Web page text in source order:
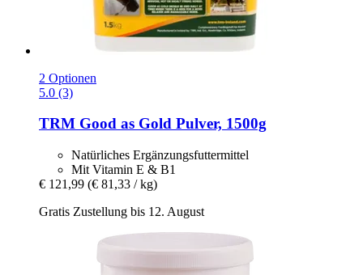
2 Optionen
5.0 (3)
TRM Good as Gold Pulver, 1500g
Natürliches Ergänzungsfuttermittel
Mit Vitamin E & B1
€ 121,99 (€ 81,33 / kg)
Gratis Zustellung bis 12. August